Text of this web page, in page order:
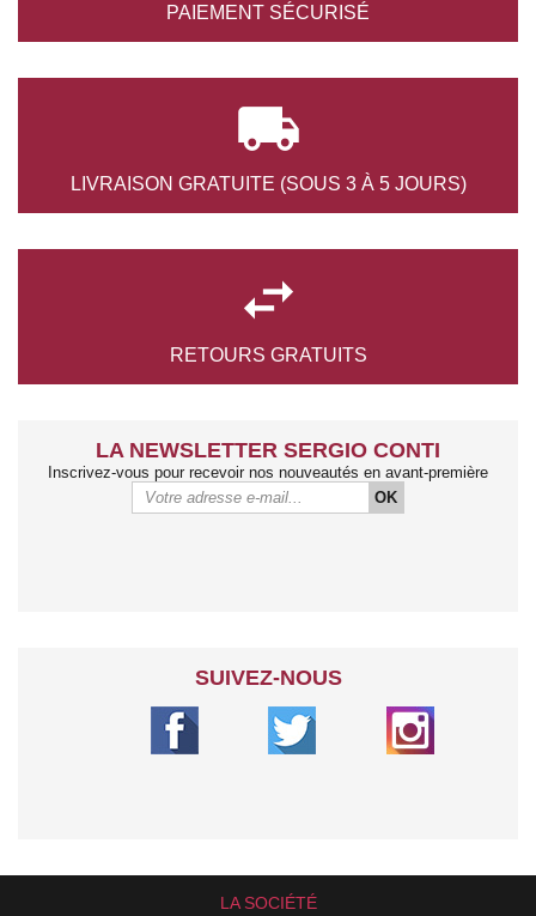
PAIEMENT SÉCURISÉ

LIVRAISON GRATUITE (SOUS 3 À 5 JOURS)

RETOURS GRATUITS
LA NEWSLETTER SERGIO CONTI
Inscrivez-vous pour recevoir nos nouveautés en avant-première
OK
SUIVEZ-NOUS
LA SOCIÉTÉ